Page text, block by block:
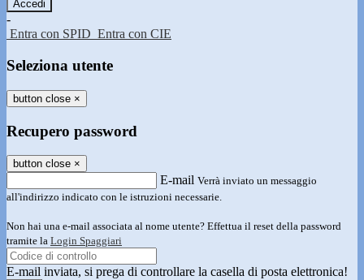
-
Entra con SPID Entra con CIE
Seleziona utente
button close ×
Recupero password
button close ×
E-mail Verrà inviato un messaggio
all'indirizzo indicato con le istruzioni necessarie.
Non hai una e-mail associata al nome utente? Effettua il reset della password
tramite la Login Spaggiari
E-mail inviata, si prega di controllare la casella di posta elettronica!